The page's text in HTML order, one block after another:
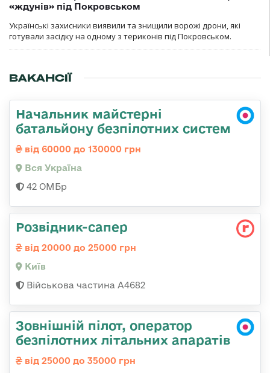
«ждунів» під Покровськом
Українські захисники виявили та знищили ворожі дрони, які
готували засідку на одному з териконів під Покровськом.
ВАКАНСІЇ
Начальник майстерні
батальйону безпілотних систем
від 60000 до 130000 грн
Вся Україна
42 ОМБр
Розвідник-сапер
від 20000 до 25000 грн
Київ
Військова частина А4682
Зовнішній пілот, оператор
безпілотних літальних апаратів
від 25000 до 35000 грн